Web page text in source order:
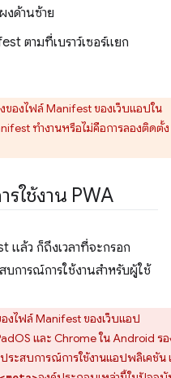
งด้านซ้าย
ตามที่เบราว์เซอร์แยก
องไฟล์ Manifest ของเว็บแอปใน
ทำงานหรือไม่คือการลองติดตั้ง
ใช้งาน PWA
แล้ว ก็ถึงเวลาที่จะกรอก
การณ์การใช้งานสำหรับผู้ใช้
ไฟล์ Manifest ของเว็บแอป
และ Chrome ใน Android ร
ระสบการณ์การใช้งานแอปพลิเคชัน